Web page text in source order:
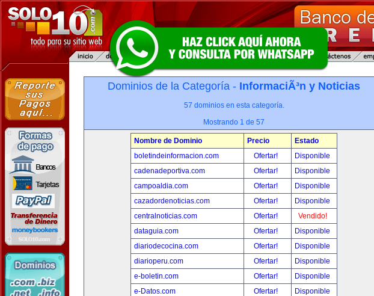
Dominios de la Categoría - InformaciÃ³n y Noticias
57 dominios en esta categoría.
Mostrando 1 de 57
Nombre de Dominio Precio
Estado
boletindeinformacion.com
Ofertar!
Disponible
cadenadeportiva.com
Ofertar!
Disponible
campoaldia.com
Ofertar!
Disponible
cazadordenoticias.com
Ofertar!
Disponible
centralnoticias.com
Ofertar!
Vendido!
dataguia.com
Ofertar!
Disponible
diariodecocina.com
Ofertar!
Disponible
diarioperu.com
Ofertar!
Disponible
e-boletin.com
Ofertar!
Disponible
e-Datos.com
Ofertar!
Disponible